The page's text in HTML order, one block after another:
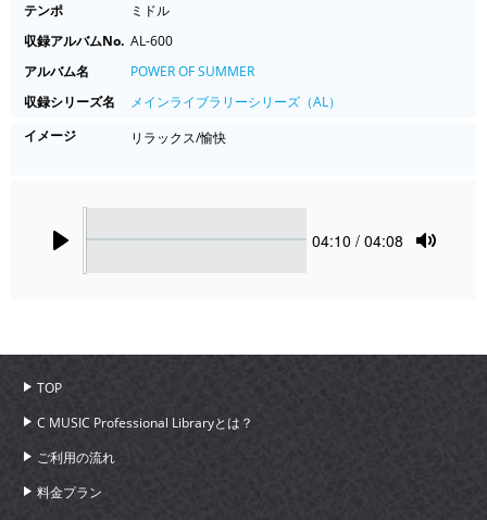
テンポ
ミドル
収録アルバムNo. AL-600
アルバム名
POWER OF SUMMER
収録シリーズ名
メインライブラリーシリーズ（AL）
イメージ
リラックス/愉快
Current
04:10 / 04:08
TOP
C MUSIC Professional Libraryとは？
ご利用の流れ
料金プラン